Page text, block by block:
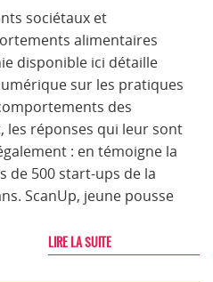
sociétaux et
alimentaires
disponible ici détaille
sur les pratiques
des
les réponses qui leur sont
: en témoigne la
de 500 start-ups de la
ScanUp, jeune pousse
LIRE LA SUITE